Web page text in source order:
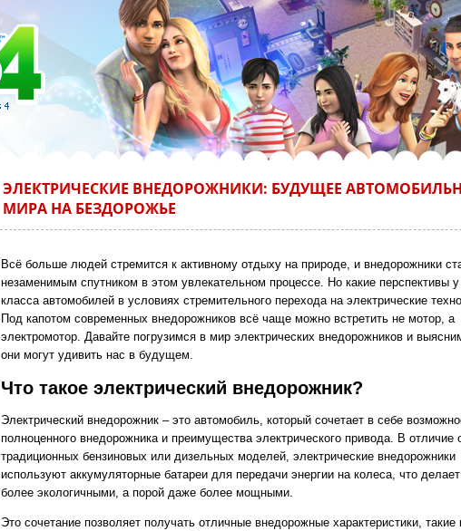
ЭЛЕКТРИЧЕСКИЕ ВНЕДОРОЖНИКИ: БУДУЩЕЕ
МИРА НА БЕЗДОРОЖЬЕ
Всё больше людей стремится к активному отдыху на природе, и внедорожники
незаменимым спутником в этом увлекательном процессе. Но какие перспективы у
класса автомобилей в условиях стремительного перехода на электрические
Под капотом современных внедорожников всё чаще можно встретить не мотор, а
электромотор. Давайте погрузимся в мир электрических внедорожников и
они могут удивить нас в будущем.
Что такое электрический внедорожник?
Электрический внедорожник – это автомобиль, который сочетает в себе
полноценного внедорожника и преимущества электрического привода. В отличие
традиционных бензиновых или дизельных моделей, электрические внедорожники
используют аккумуляторные батареи для передачи энергии на колеса, что
более экологичными, а порой даже более мощными.
Это сочетание позволяет получать отличные внедорожные характеристики, такие